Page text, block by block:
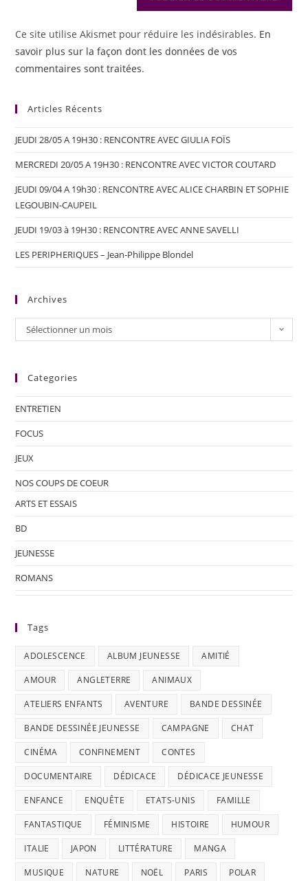
Ce site utilise Akismet pour réduire les indésirables. En
savoir plus sur la façon dont les données de vos
commentaires sont traitées.
Articles Récents
JEUDI 28/05 A 19H30 : RENCONTRE AVEC GIULIA FOÏS
MERCREDI 20/05 A 19H30 : RENCONTRE AVEC VICTOR COUTARD
JEUDI 09/04 A 19h30 : RENCONTRE AVEC ALICE CHARBIN ET SOPHIE
LEGOUBIN-CAUPEIL
JEUDI 19/03 à 19H30 : RENCONTRE AVEC ANNE SAVELLI
LES PERIPHERIQUES – Jean-Philippe Blondel
Archives
Sélectionner un mois
Categories
ENTRETIEN
FOCUS
JEUX
NOS COUPS DE COEUR
ARTS ET ESSAIS
BD
JEUNESSE
ROMANS
Tags
ADOLESCENCE ALBUM JEUNESSE AMITIÉ
AMOUR ANGLETERRE ANIMAUX
ATELIERS ENFANTS AVENTURE BANDE DESSINÉE
BANDE DESSINÉE JEUNESSE CAMPAGNE CHAT
CINÉMA CONFINEMENT CONTES
DOCUMENTAIRE DÉDICACE DÉDICACE JEUNESSE
ENFANCE ENQUÊTE ETATS-UNIS FAMILLE
FANTASTIQUE FÉMINISME HISTOIRE HUMOUR
ITALIE JAPON LITTÉRATURE MANGA
MUSIQUE NATURE NOËL PARIS POLAR